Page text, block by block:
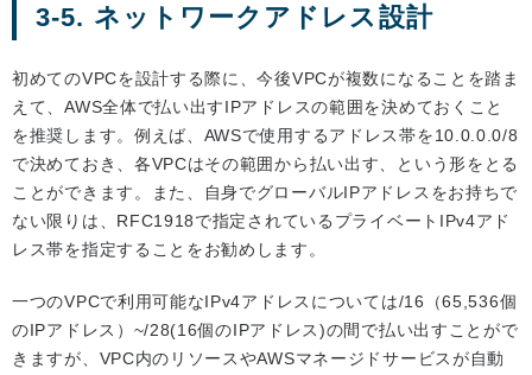
3-5. ネットワークアドレス設計
初めてのVPCを設計する際に、今後VPCが複数になることを踏ま
えて、AWS全体で払い出すIPアドレスの範囲を決めておくこと
を推奨します。例えば、AWSで使用するアドレス帯を10.0.0.0/8
で決めておき、各VPCはその範囲から払い出す、という形をとる
ことができます。また、自身でグローバルIPアドレスをお持ちで
ない限りは、RFC1918で指定されているプライベートIPv4アド
レス帯を指定することをお勧めします。
一つのVPCで利用可能なIPv4アドレスについては/16（65,536個
のIPアドレス）~/28(16個のIPアドレス)の間で払い出すことがで
きますが、VPC内のリソースやAWSマネージドサービスが自動